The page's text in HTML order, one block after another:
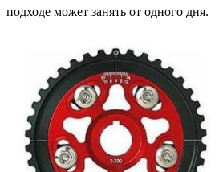
подходе может занять от одного дня.